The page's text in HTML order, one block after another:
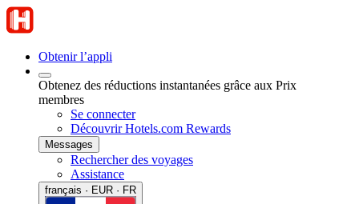
Obtenir l’appli
Obtenez des réductions instantanées grâce aux Prix
membres
Se connecter
Découvrir Hotels.com Rewards
Messages
Rechercher des voyages
Assistance
français · EUR · FR